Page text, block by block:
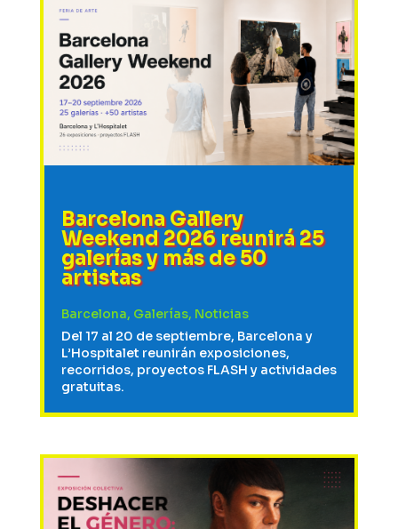
Barcelona Gallery
Weekend 2026 reunirá 25
galerías y más de 50
artistas
Barcelona, Galerías, Noticias
Del 17 al 20 de septiembre, Barcelona y
L’Hospitalet reunirán exposiciones,
recorridos, proyectos FLASH y actividades
gratuitas.